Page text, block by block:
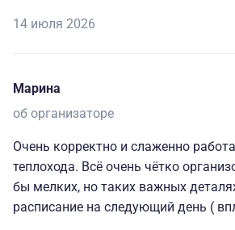
14 июля 2026
Марина
об организаторе
Очень корректно и слаженно
теплохода. Всё очень чётко
бы мелких, но таких важных
расписание на следующий день (